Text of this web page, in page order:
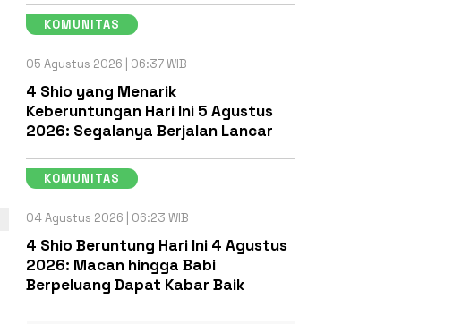
KOMUNITAS
05 Agustus 2026 | 06:37 WIB
4 Shio yang Menarik
Keberuntungan Hari Ini 5 Agustus
2026: Segalanya Berjalan Lancar
KOMUNITAS
04 Agustus 2026 | 06:23 WIB
4 Shio Beruntung Hari Ini 4 Agustus
2026: Macan hingga Babi
Berpeluang Dapat Kabar Baik